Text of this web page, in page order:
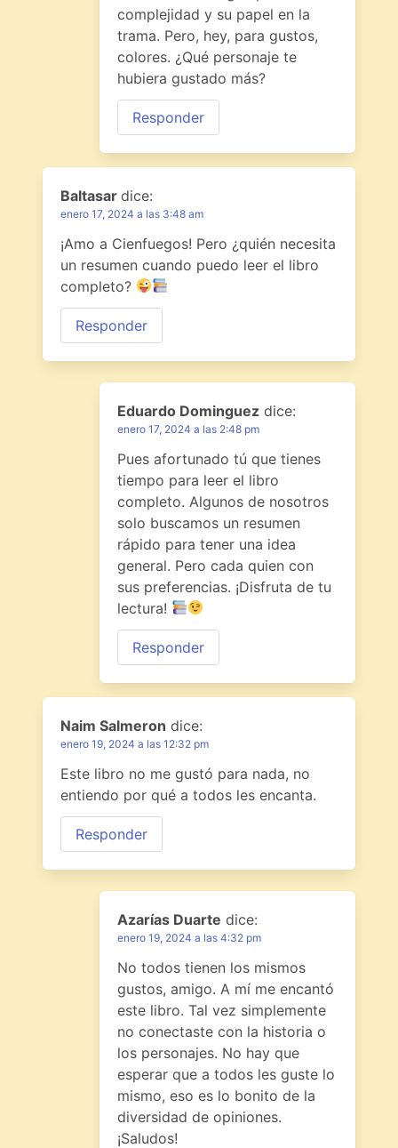
complejidad y su papel en la
trama. Pero, hey, para gustos,
colores. ¿Qué personaje te
hubiera gustado más?
Responder
Baltasar dice:
enero 17, 2024 a las 3:48 am
¡Amo a Cienfuegos! Pero ¿quién necesita
un resumen cuando puedo leer el libro
completo?
Responder
Eduardo Dominguez dice:
enero 17, 2024 a las 2:48 pm
Pues afortunado tú que tienes
tiempo para leer el libro
completo. Algunos de nosotros
solo buscamos un resumen
rápido para tener una idea
general. Pero cada quien con
sus preferencias. ¡Disfruta de tu
lectura!
Responder
Naim Salmeron dice:
enero 19, 2024 a las 12:32 pm
Este libro no me gustó para nada, no
entiendo por qué a todos les encanta.
Responder
Azarías Duarte dice:
enero 19, 2024 a las 4:32 pm
No todos tienen los mismos
gustos, amigo. A mí me encantó
este libro. Tal vez simplemente
no conectaste con la historia o
los personajes. No hay que
esperar que a todos les guste lo
mismo, eso es lo bonito de la
diversidad de opiniones.
¡Saludos!